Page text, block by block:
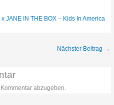
JANE IN THE BOX – Kids In America
Nächster Beitrag →
abzugeben.